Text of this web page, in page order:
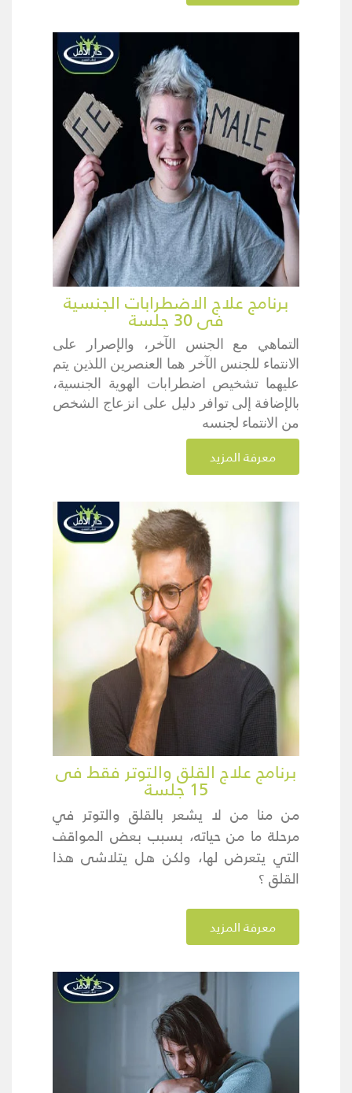
برنامج علاج الاضطرابات الجنسية
فى 30 جلسة
التماهي مع الجنس الآخر، والإصرار على
الانتماء للجنس الآخر هما العنصرين اللذين يتم
عليهما تشخيص اضطرابات الهوية الجنسية،
بالإضافة إلى توافر دليل على انزعاج الشخص
من الانتماء لجنسه
معرفة المزيد
برنامج علاج القلق والتوتر فقط فى
15 جلسة
من منا من لا يشعر بالقلق والتوتر في
مرحلة ما من حياته، بسبب بعض المواقف
التي يتعرض لها، ولكن هل يتلاشى هذا
القلق ؟
معرفة المزيد